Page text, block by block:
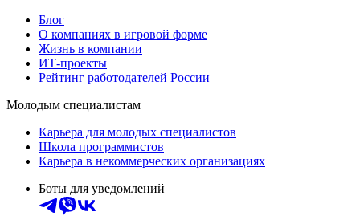
Блог
О компаниях в игровой форме
Жизнь в компании
ИТ-проекты
Рейтинг работодателей России
Молодым специалистам
Карьера для молодых специалистов
Школа программистов
Карьера в некоммерческих организациях
Боты для уведомлений